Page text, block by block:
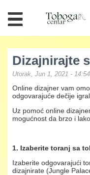
Dizajnirajte
Utorak, Jun 1, 2021 - 14:54
Online dizajner vam
odgovarajuće dečije
Uz pomoć online
mogućnost da brzo i
1. Izaberite toranj sa
Izaberite odgovarajući
dizajnirate (Jungle